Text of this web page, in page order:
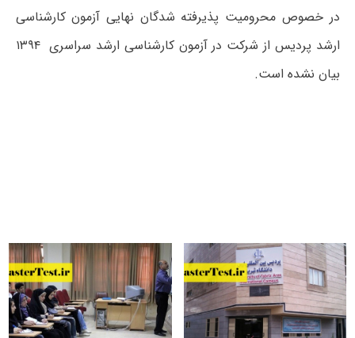
در خصوص محرومیت پذیرفته شدگان نهایی آزمون کارشناسی
ارشد پردیس از شرکت در آزمون کارشناسی ارشد سراسری ۱۳۹۴
بیان نشده است.